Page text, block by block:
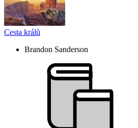
Cesta králů
Brandon Sanderson